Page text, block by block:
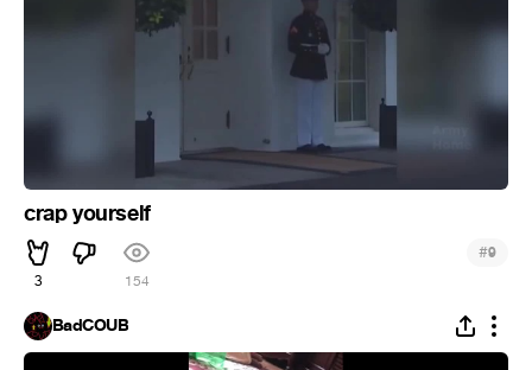
crap yourself
3 154
#9
BadCOUB